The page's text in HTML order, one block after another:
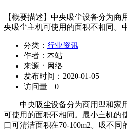
【概要描述】 中央吸尘设备分为商
央吸尘主机可使用的面积不相同。
分类： 行业资讯
作者： 本站
来源： 网络
发布时间： 2020-01-05
访问量： 0
中央吸尘设备分为商用型和家用
可使用的面积不相同。最小主机的
口可清洁面积在70-100m2。吸不同